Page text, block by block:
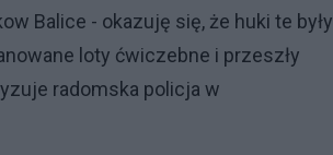
Balice - okazuję się, że huki te były
loty ćwiczebne i przeszły
radomska policja w